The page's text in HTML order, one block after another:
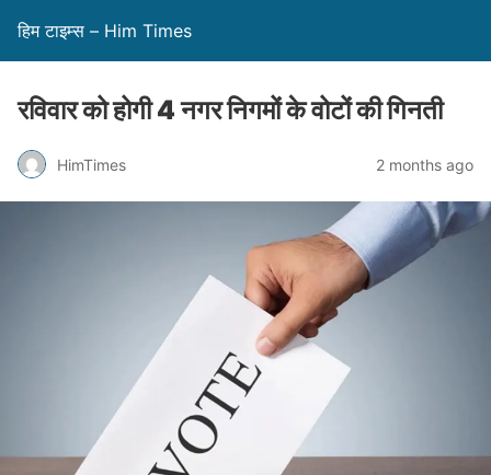
हिम टाइम्स – Him Times
रविवार को होगी 4 नगर निगमों के वोटों की गिनती
HimTimes 2 months ago